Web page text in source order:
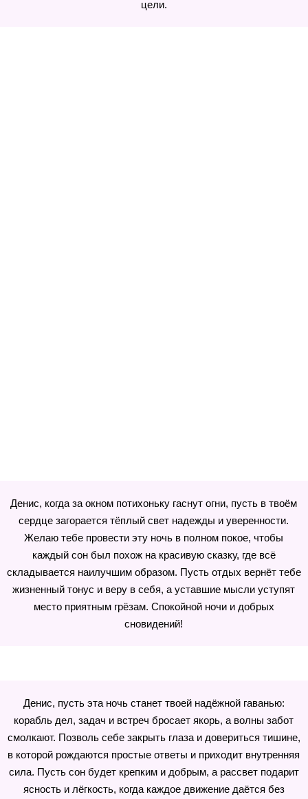
цели.
Денис, когда за окном потихоньку гаснут огни, пусть в твоём
сердце загорается тёплый свет надежды и уверенности.
Желаю тебе провести эту ночь в полном покое, чтобы
каждый сон был похож на красивую сказку, где всё
складывается наилучшим образом. Пусть отдых вернёт тебе
жизненный тонус и веру в себя, а уставшие мысли уступят
место приятным грёзам. Спокойной ночи и добрых
сновидений!
Денис, пусть эта ночь станет твоей надёжной гаванью:
корабль дел, задач и встреч бросает якорь, а волны забот
смолкают. Позволь себе закрыть глаза и довериться тишине,
в которой рождаются простые ответы и приходит внутренняя
сила. Пусть сон будет крепким и добрым, а рассвет подарит
ясность и лёгкость, когда каждое движение даётся без